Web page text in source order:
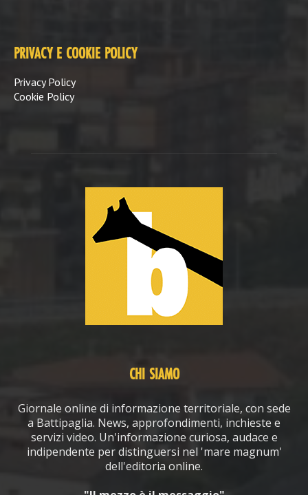
PRIVACY E COOKIE POLICY
Privacy Policy
Cookie Policy
CHI SIAMO
Giornale online di informazione territoriale, con sede
a Battipaglia. News, approfondimenti, inchieste e
servizi video. Un'informazione curiosa, audace e
indipendente per distinguersi nel 'mare magnum'
dell'editoria online.